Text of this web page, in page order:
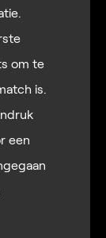
om te
is.
een